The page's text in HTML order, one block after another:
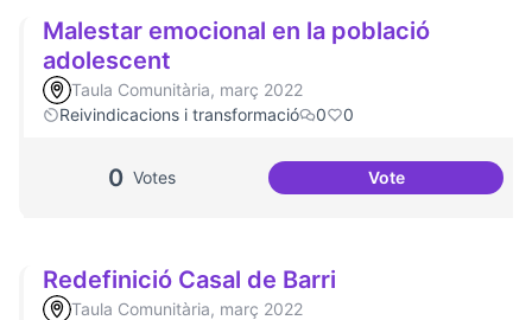
Malestar emocional en la població
adolescent
Taula Comunitària, març 2022
Reivindicacions i transformació
0 0
0 Votes VoteMalestar
Redefinició Casal de Barri
Taula Comunitària, març 2022